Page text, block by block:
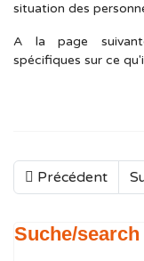
situation des
A la page
spécifiques sur ce
Précédent
Suche/search